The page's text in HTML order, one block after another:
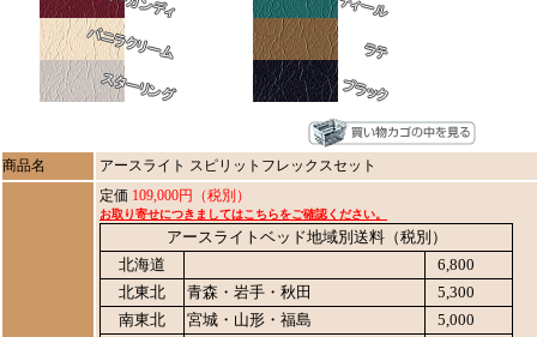
商品名 アースライト スピリットフレックスセット
定価 109,000円（税別）
お取り寄せにつきましてはこちらをご確認ください。
アースライトベッド地域別送料（税別）
北海道
6,800
北東北
青森・岩手・秋田
5,300
南東北
宮城・山形・福島 5,000